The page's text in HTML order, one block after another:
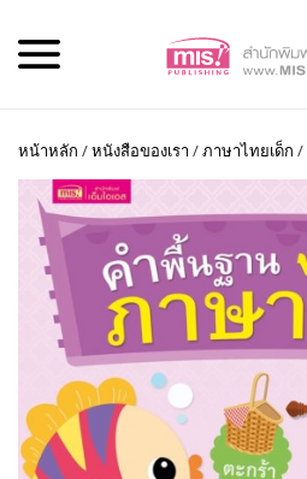
หน้าหลัก /หนังสือของเรา /ภาษาไทยเด็ก /